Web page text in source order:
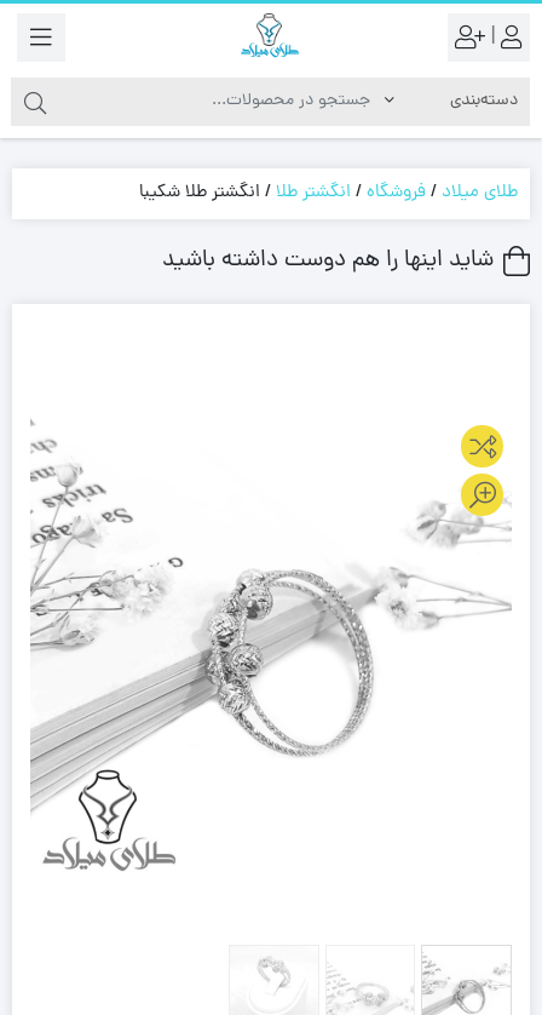
|
طلای میلاد /فروشگاه/ انگشتر طلا/ انگشتر طلا شکیبا
شاید اینها را هم دوست داشته باشید